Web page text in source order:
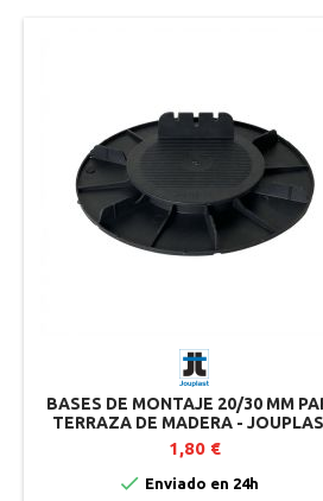
BASES DE MONTAJE 20/30 MM
TERRAZA DE MADERA -
1,80 €
 Enviado en 24h